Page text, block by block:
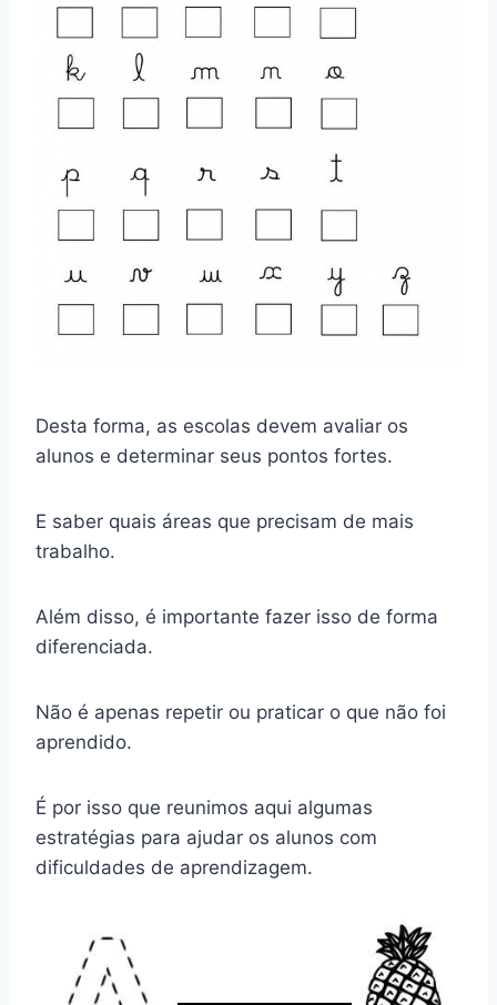
Desta forma, as escolas devem avaliar os
alunos e determinar seus pontos fortes.
E saber quais áreas que precisam de mais
trabalho.
Além disso, é importante fazer isso de forma
diferenciada.
Não é apenas repetir ou praticar o que não foi
aprendido.
É por isso que reunimos aqui algumas
estratégias para ajudar os alunos com
dificuldades de aprendizagem.